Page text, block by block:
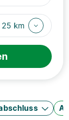
25 km